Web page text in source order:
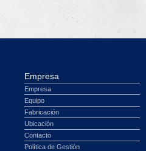
Empresa
Empresa
Equipo
Fabricación
Ubicación
Contacto
Política de Gestión